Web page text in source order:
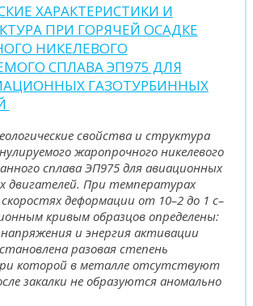
ХАРАКТЕРИСТИКИ И
ПРИ ГОРЯЧЕЙ ОСАДКЕ
НИКЕЛЕВОГО
СПЛАВА ЭП975 ДЛЯ
ГАЗОТУРБИННЫХ
свойства и структура
жаропрочного никелевого
сплава ЭП975 для авиационных
двигателей. При температурах
скоростях деформации от 10–2 до 1 с–
кривым образцов определены:
и энергия активации
разовая степень
которой в металле отсутствуют
закалки не образуются аномально